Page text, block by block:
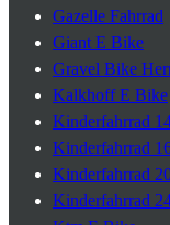
Gazelle Fahrrad
Giant E Bike
Gravel Bike
Kalkhoff E Bike
Kinderfahrrad
Kinderfahrrad
Kinderfahrrad
Kinderfahrrad